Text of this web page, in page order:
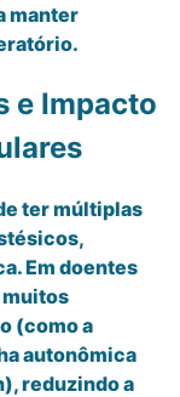
manter
e Impacto
ter múltiplas
Em doentes
muitos
(como a
autonômica
reduzindo a